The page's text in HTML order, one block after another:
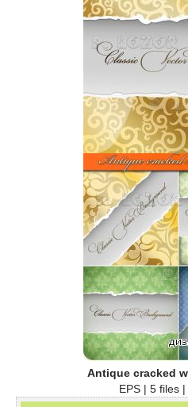
Antique cracked
EPS | 5 files